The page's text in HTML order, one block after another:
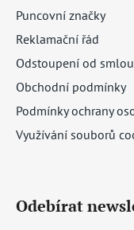
Puncovní značky
Reklamační řád
Odstoupení od
Obchodní podmínky
Podmínky ochrany
Využívání souborů
Odebírat